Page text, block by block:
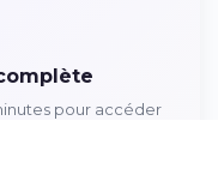
pour accéder